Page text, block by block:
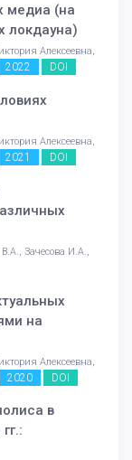
медиа (на
локдауна)
Алексеевна,
2022 DOI
Алексеевна,
2021 DOI
Зачесова И.А.,
на
Алексеевна,
2020 DOI
в